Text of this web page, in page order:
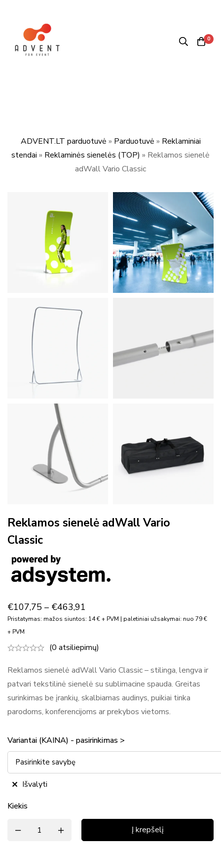
0
ADVENT.LT parduotuvė » Parduotuvė » Reklaminiai
stendai » Reklaminės sienelės (TOP) » Reklamos sienelė
adWall Vario Classic
Reklamos sienelė adWall Vario
Classic
€107,75 – €463,91
Pristatymas: mažos siuntos: 14 € + PVM | paletiniai užsakymai: nuo 79 €
+ PVM
(0 atsiliepimų)
Reklamos sienelė adWall Vario Classic – stilinga, lengva ir
patvari tekstilinė sienelė su sublimacine spauda. Greitas
surinkimas be įrankių, skalbiamas audinys, puikiai tinka
parodoms, konferencijoms ar prekybos vietoms.
Variantai (KAINA) - pasirinkimas >
Išvalyti
Kiekis
Į krepšelį